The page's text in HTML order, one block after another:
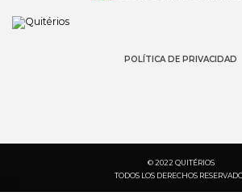
POLÍTICA DE PRIVACIDAD
© 2022 QUITÉRIOS
TODOS LOS DERECHOS